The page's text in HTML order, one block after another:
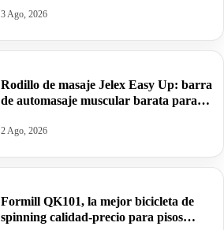
3 Ago, 2026
Rodillo de masaje Jelex Easy Up: barra
de automasaje muscular barata para
13,49€.
2 Ago, 2026
Formill QK101, la mejor bicicleta de
spinning calidad-precio para pisos